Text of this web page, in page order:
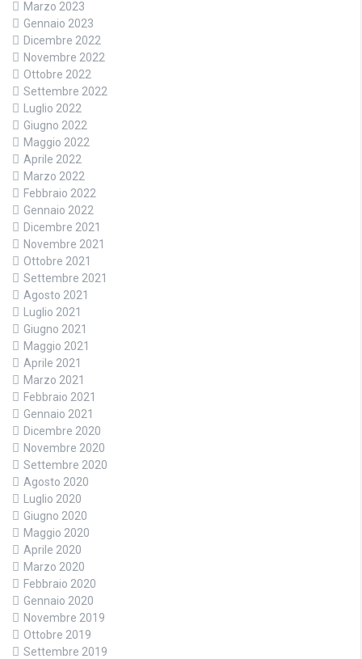
Marzo 2023
Gennaio 2023
Dicembre 2022
Novembre 2022
Ottobre 2022
Settembre 2022
Luglio 2022
Giugno 2022
Maggio 2022
Aprile 2022
Marzo 2022
Febbraio 2022
Gennaio 2022
Dicembre 2021
Novembre 2021
Ottobre 2021
Settembre 2021
Agosto 2021
Luglio 2021
Giugno 2021
Maggio 2021
Aprile 2021
Marzo 2021
Febbraio 2021
Gennaio 2021
Dicembre 2020
Novembre 2020
Settembre 2020
Agosto 2020
Luglio 2020
Giugno 2020
Maggio 2020
Aprile 2020
Marzo 2020
Febbraio 2020
Gennaio 2020
Novembre 2019
Ottobre 2019
Settembre 2019